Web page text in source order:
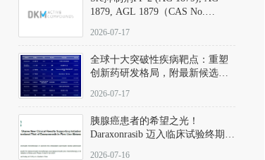
200倍，凸显出优异的分子特异
1879, AGL 1879（CAS No.
应用指南
2026-07-17
全球十大突破性疾病靶点：重塑
创新药研发格局，附最新候选分
2026-07-17
胰腺癌患者的希望之光！
Daraxonrasib 迈入临床试验终期阶
2026-07-16